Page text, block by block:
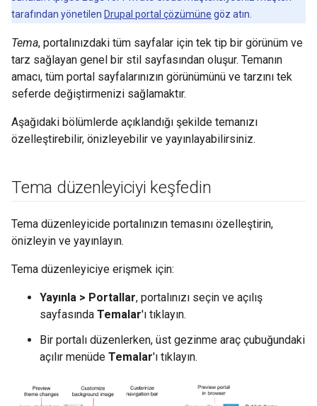
tarafından yönetilen Drupal portal çözümüne göz atın.
Tema, portalınızdaki tüm sayfalar için tek tip bir görünüm ve
tarz sağlayan genel bir stil sayfasından oluşur. Temanın
amacı, tüm portal sayfalarınızın görünümünü ve tarzını tek
seferde değiştirmenizi sağlamaktır.
Aşağıdaki bölümlerde açıklandığı şekilde temanızı
özelleştirebilir, önizleyebilir ve yayınlayabilirsiniz.
Tema düzenleyiciyi keşfedin
Tema düzenleyicide portalınızın temasını özelleştirin,
önizleyin ve yayınlayın.
Tema düzenleyiciye erişmek için:
Yayınla > Portallar, portalınızı seçin ve açılış
sayfasında Temalar'ı tıklayın.
Bir portalı düzenlerken, üst gezinme araç çubuğundaki
açılır menüde Temalar'ı tıklayın.